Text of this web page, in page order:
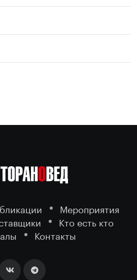
Мероприятия
Кто есть кто
Контакты